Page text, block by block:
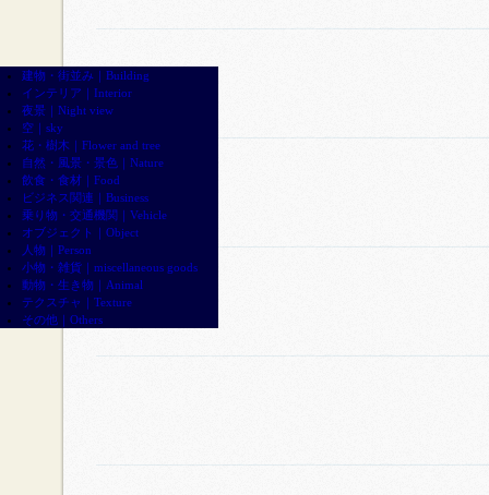
建物・街並み｜Building
インテリア｜Interior
夜景｜Night view
空｜sky
花・樹木｜Flower and tree
自然・風景・景色｜Nature
飲食・食材｜Food
ビジネス関連｜Business
乗り物・交通機関｜Vehicle
オブジェクト｜Object
人物｜Person
小物・雑貨｜miscellaneous goods
動物・生き物｜Animal
テクスチャ｜Texture
その他｜Others